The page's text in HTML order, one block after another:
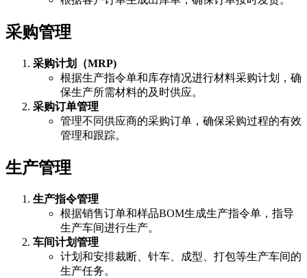
采购管理
采购计划（MRP)
根据生产指令单和库存情况进行材料采购计划，确
保生产所需材料的及时供应。
采购订单管理
管理不同供应商的采购订单，确保采购过程的有效
管理和跟踪。
生产管理
生产指令管理
根据销售订单和样品BOM生成生产指令单，指导
生产车间进行生产。
车间计划管理
计划和安排裁断、针车、成型、打包等生产车间的
生产任务。